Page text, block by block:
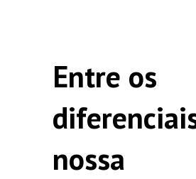
Entre os
nossa